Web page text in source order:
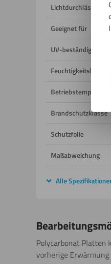
Lichtdurchlässigkeit
Geeignet für
UV-beständig
Betriebstemperatur
Brandschutzklasse
Schutzfolie
Maßabweichung
Alle
Polycarbonat Platten
vorherige